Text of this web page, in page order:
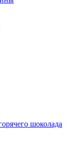
шоколада